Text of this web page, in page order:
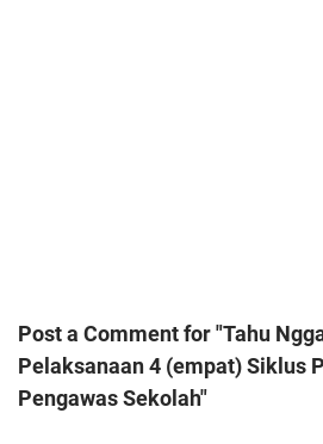
Post a Comment for "Tahu
Pelaksanaan 4 (empat) Siklus
Pengawas Sekolah"